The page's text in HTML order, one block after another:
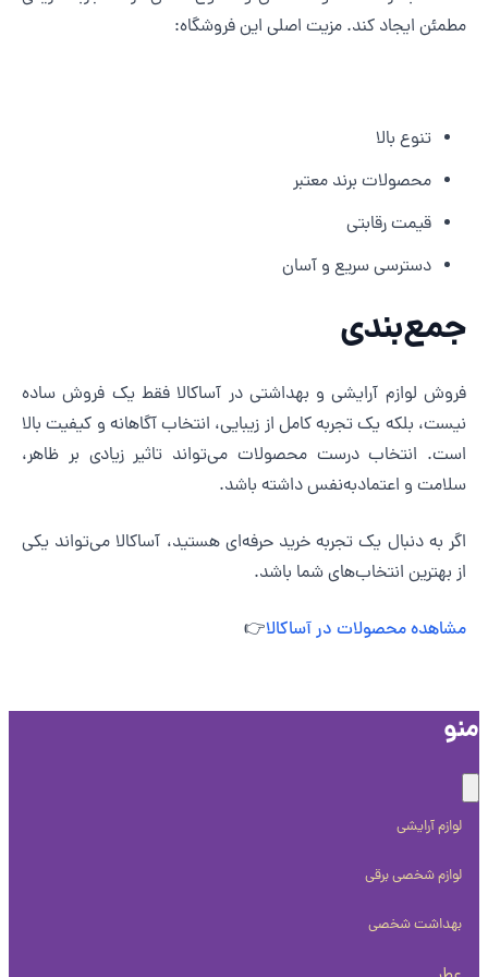
ایجاد کند. مزیت اصلی این فروشگاه:
تنوع بالا
محصولات برند معتبر
قیمت رقابتی
دسترسی سریع و آسان
لوازم آرایشی و بهداشتی در آساکالا فقط یک فروش ساده
بلکه یک تجربه کامل از زیبایی، انتخاب آگاهانه و کیفیت بالا
انتخاب درست محصولات می‌تواند تاثیر زیادی بر ظاهر،
و اعتمادبه‌نفس داشته باشد.
به دنبال یک تجربه خرید حرفه‌ای هستید، آساکالا می‌تواند یکی
بهترین انتخاب‌های شما باشد.
محصولات در آساکالا👉
لوازم آرایشی
لوازم شخصی برقی
بهداشت شخصی